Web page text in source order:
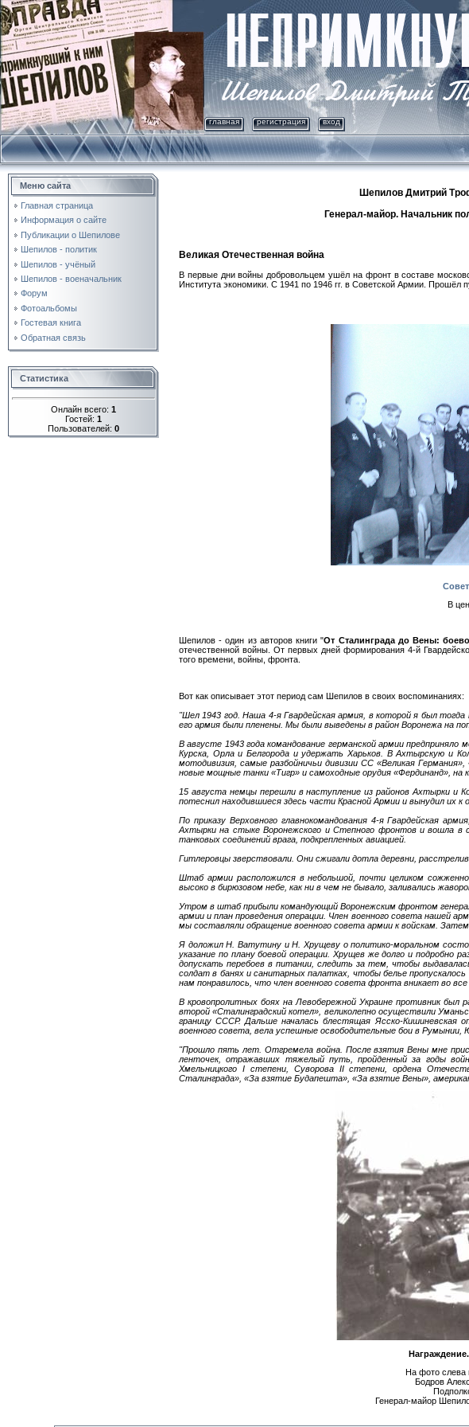
главная регистрация вход
Меню сайта
Главная страница
Информация о сайте
Публикации о Шепилове
Шепилов - политик
Шепилов - учёный
Шепилов - военачальник
Форум
Фотоальбомы
Гостевая книга
Обратная связь
Статистика
Онлайн всего: 1
Гостей: 1
Пользователей: 0
Шепилов Дмитрий
Генерал-майор. Начальник
Великая Отечественная война
В первые дни войны добровольцем ушёл на фронт в составе
Института экономики. С 1941 по 1946 гг. в Советской Армии. Прошёл
В
Шепилов - один из авторов книги "От Сталинграда до Вены:
отечественной войны. От первых дней формирования 4-й
того времени, войны, фронта.
Вот как описывает этот период сам Шепилов в своих воспоминаниях:
"Шел 1943 год. Наша 4-я Гвардейская армия, в которой я был
его армия были пленены. Мы были выведены в район Воронежа на
В августе 1943 года командование германской армии
Курска, Орла и Белгорода и удержать Харьков. В Ахтырскую и
мотодивизия, самые разбойничьи дивизии СС «Великая
новые мощные танки «Тигр» и самоходные орудия «Фердинанд», на
15 августа немцы перешли в наступление из районов Ахтырки и
потеснил находившиеся здесь части Красной Армии и вынудил их к
По приказу Верховного главнокомандования 4-я Гвардейская
Ахтырки на стыке Воронежского и Степного фронтов и вошла
танковых соединений врага, подкрепленных авиацией.
Гитлеровцы зверствовали. Они сжигали дотла деревни,
Штаб армии расположился в небольшой, почти целиком
высоко в бирюзовом небе, как ни в чем не бывало, заливались
Утром в штаб прибыли командующий Воронежским фронтом
армии и план проведения операции. Член военного совета нашей
мы составляли обращение военного совета армии к войскам.
Я доложил Н. Ватутину и Н. Хрущеву о политико-моральном
указание по плану боевой операции. Хрущев же долго и
допускать перебоев в питании, следить за тем, чтобы
солдат в банях и санитарных палатках, чтобы белье
нам понравилось, что член военного совета фронта вникает во
В кровопролитных боях на Левобережной Украине противник был
второй «Сталинградский котел», великолепно осуществили
границу СССР. Дальше началась блестящая Ясско-Кишиневская
военного совета, вела успешные освободительные бои в
"Прошло пять лет. Отгремела война. После взятия Вены мне
ленточек, отражавших тяжелый путь, пройденный за годы
Хмельницкого I степени, Суворова II степени, ордена
Сталинграда», «За взятие Будапешта», «За взятие Вены»,
На фото слева
Бодров
Генерал-майор